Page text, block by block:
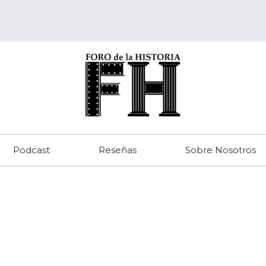
Podcast Reseñas Sobre Nosotros